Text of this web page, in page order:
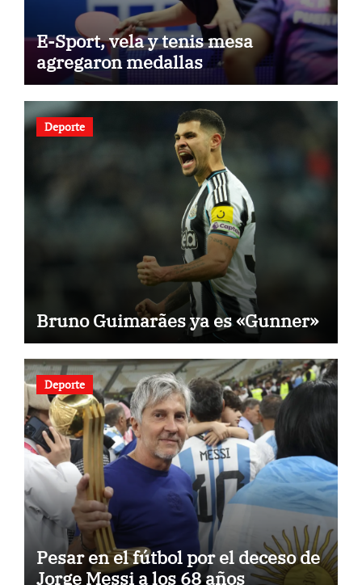
E-Sport, vela y tenis mesa
agregaron medallas
Deporte
Bruno Guimarães ya es «Gunner»
Deporte
Pesar en el fútbol por el deceso de
Jorge Messi a los 68 años